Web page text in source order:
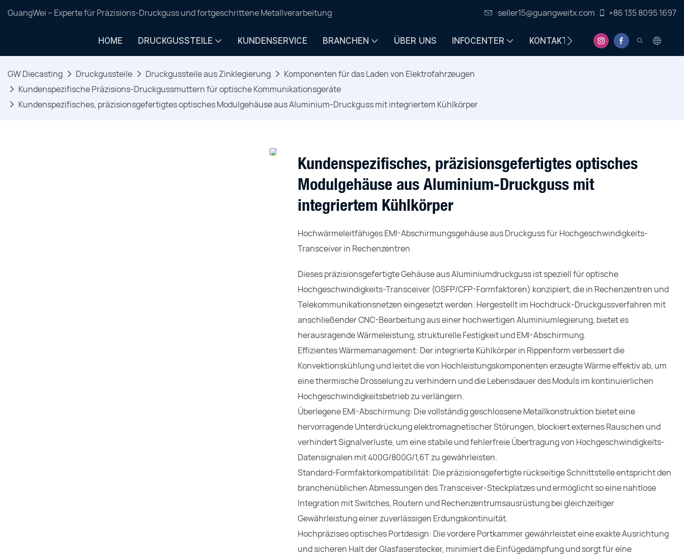
GuangWei – Experte für Präzisions-Druckguss und fortgeschrittene Metallverarbeitung seller15@guangweitx.com +86 135 8095 1697
HOME DRUCKGUSSTEILE KUNDENSERVICE BRANCHEN ÜBER UNS INFOCENTER KONTAKT
GW Diecasting Druckgussteile Druckgussteile aus Zinklegierung
Komponenten für das Laden von Elektrofahrzeugen
Kundenspezifische Präzisions-Druckgussmuttern für optische Kommunikationsgeräte
Kundenspezifisches, präzisionsgefertigtes optisches Modulgehäuse aus Aluminium-Druckguss mit integriertem Kühlkörper
Kundenspezifisches, präzisionsgefertigtes optisches
Modulgehäuse aus Aluminium-Druckguss mit
integriertem Kühlkörper
Hochwärmeleitfähiges EMI-Abschirmungsgehäuse aus Druckguss für Hochgeschwindigkeits-
Transceiver in Rechenzentren
Dieses präzisionsgefertigte Gehäuse aus Aluminiumdruckguss ist speziell für optische
Hochgeschwindigkeits-Transceiver (OSFP/CFP-Formfaktoren) konzipiert, die in Rechenzentren und
Telekommunikationsnetzen eingesetzt werden. Hergestellt im Hochdruck-Druckgussverfahren mit
anschließender CNC-Bearbeitung aus einer hochwertigen Aluminiumlegierung, bietet es
herausragende Wärmeleistung, strukturelle Festigkeit und EMI-Abschirmung.
Effizientes Wärmemanagement: Der integrierte Kühlkörper in Rippenform verbessert die
Konvektionskühlung und leitet die von Hochleistungskomponenten erzeugte Wärme effektiv ab, um
eine thermische Drosselung zu verhindern und die Lebensdauer des Moduls im kontinuierlichen
Hochgeschwindigkeitsbetrieb zu verlängern.
Überlegene EMI-Abschirmung: Die vollständig geschlossene Metallkonstruktion bietet eine
hervorragende Unterdrückung elektromagnetischer Störungen, blockiert externes Rauschen und
verhindert Signalverluste, um eine stabile und fehlerfreie Übertragung von Hochgeschwindigkeits-
Datensignalen mit 400G/800G/1,6T zu gewährleisten.
Standard-Formfaktorkompatibilität: Die präzisionsgefertigte rückseitige Schnittstelle entspricht den
branchenüblichen Abmessungen des Transceiver-Steckplatzes und ermöglicht so eine nahtlose
Integration mit Switches, Routern und Rechenzentrumsausrüstung bei gleichzeitiger
Gewährleistung einer zuverlässigen Erdungskontinuität.
Hochpräzises optisches Portdesign: Die vordere Portkammer gewährleistet eine exakte Ausrichtung
und sicheren Halt der Glasfaserstecker, minimiert die Einfügedämpfung und sorgt für eine